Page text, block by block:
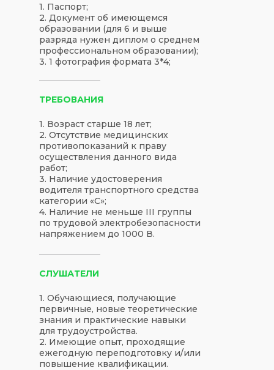
СЛУШАТЕЛИ
ТРЕБОВАНИЯ
1. Паспорт;
2. Документ об имеющемся
образовании (для 6 и выше
разряда нужен диплом о среднем
профессиональном образовании);
3. 1 фотография формата 3*4;
1. Обучающиеся, получающие
первичные, новые теоретические
знания и практические навыки
для трудоустройства.
2. Имеющие опыт, проходящие
ежегодную переподготовку и/или
повышение квалификации.
1. Возраст старше 18 лет;
2. Отсутствие медицинских
противопоказаний к праву
осуществления данного вида
работ;
3. Наличие удостоверения
водителя транспортного средства
категории «С»;
4. Наличие не меньше III группы
по трудовой электробезопасности
напряжением до 1000 В.